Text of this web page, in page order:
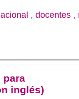
, docentes ,
para
inglés)